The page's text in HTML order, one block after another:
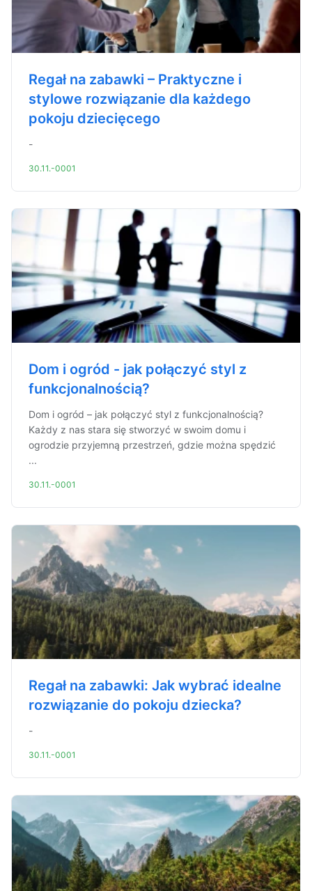
Regał na zabawki – Praktyczne i
stylowe rozwiązanie dla każdego
pokoju dziecięcego
-
30.11.-0001
Dom i ogród - jak połączyć styl z
funkcjonalnością?
Dom i ogród – jak połączyć styl z funkcjonalnością?
Każdy z nas stara się stworzyć w swoim domu i
ogrodzie przyjemną przestrzeń, gdzie można spędzić
...
30.11.-0001
Regał na zabawki: Jak wybrać idealne
rozwiązanie do pokoju dziecka?
-
30.11.-0001